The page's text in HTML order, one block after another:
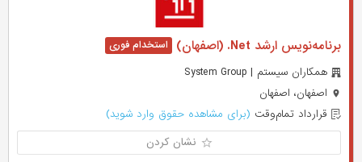
برنامه‌نویس ارشد Net. (اصفهان)
همکاران سیستم | System Group
اصفهان، اصفهان
قرارداد تمام‌وقت (برای مشاهده حقوق وارد شوید)
نشان کردن